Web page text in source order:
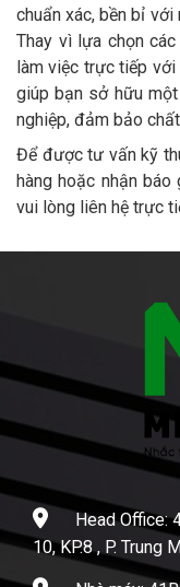
chuẩn xác, bền bỉ
Thay vì lựa chọn
làm việc trực tiếp với
giúp bạn sở hữu
nghiệp, đảm bảo
Để được tư vấn kỹ
hàng hoặc nhận
vui lòng liên hệ trực
Head Office:
10, KP.8 , P. Trung